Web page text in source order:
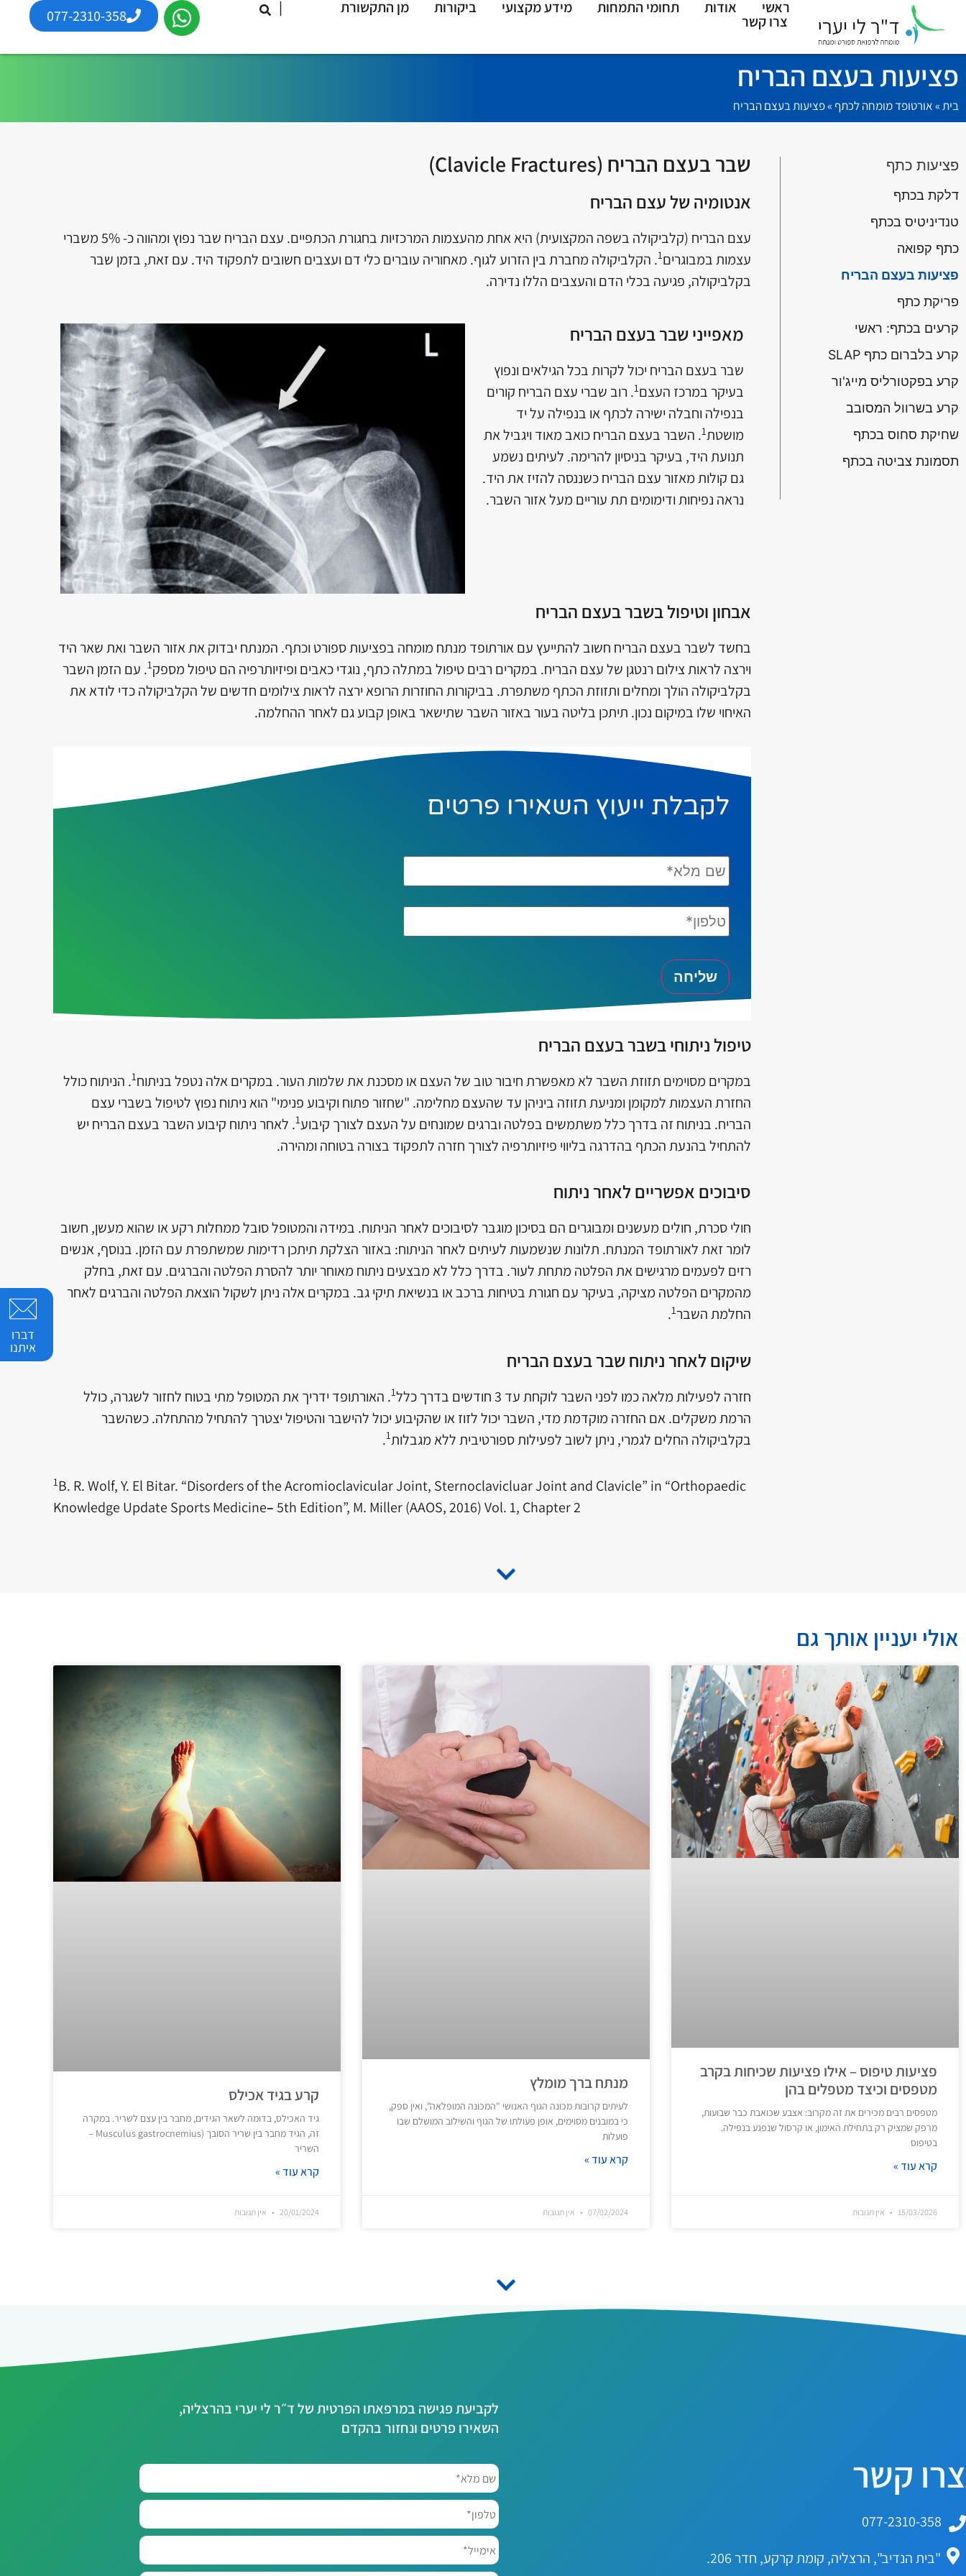
ראשי אודות תחומי התמחות מידע מקצועי ביקורות מן התקשורת
צרו קשר
|
077-2310-358
פציעות בעצם הבריח
בית»אורטופד מומחה לכתף​ »פציעות בעצם הבריח
פציעות כתף
דלקת בכתף
טנדיניטיס בכתף
כתף קפואה
פציעות בעצם הבריח
פריקת כתף
קרעים בכתף: ראשי
קרע בלברום כתף SLAP
קרע בפקטורליס מייג'ור
קרע בשרוול המסובב
שחיקת סחוס בכתף
תסמונת צביטה בכתף
שבר בעצם הבריח (Clavicle Fractures)
אנטומיה של עצם הבריח
עצם הבריח (קלביקולה בשפה המקצועית) היא אחת מהעצמות המרכזיות בחגורת הכתפיים. עצם הבריח שבר נפוץ ומהווה כ- 5% משברי
עצמות במבוגרים1. הקלביקולה מחברת בין הזרוע לגוף. מאחוריה עוברים כלי דם ועצבים חשובים לתפקוד היד. עם זאת, בזמן שבר
בקלביקולה, פגיעה בכלי הדם והעצבים הללו נדירה.
מאפייני שבר בעצם הבריח
שבר בעצם הבריח יכול לקרות בכל הגילאים ונפוץ
בעיקר במרכז העצם1. רוב שברי עצם הבריח קורים
בנפילה וחבלה ישירה לכתף או בנפילה על יד
מושטת1. השבר בעצם הבריח כואב מאוד ויגביל את
תנועת היד, בעיקר בניסיון להרימה. לעיתים נשמע
גם קולות מאזור עצם הבריח כשננסה להזיז את היד.
נראה נפיחות ודימומים תת עוריים מעל אזור השבר.
אבחון וטיפול בשבר בעצם הבריח
בחשד לשבר בעצם הבריח חשוב להתייעץ עםאורתופד מנתח מומחה בפציעות ספורט וכתף. המנתח יבדוק את אזור השבר ואת שאר היד
וירצה לראות צילום רנטגן של עצם הבריח. במקרים רבים טיפול במתלה כתף, נוגדי כאבים ופיזיותרפיה הם טיפול מספק1. עם הזמן השבר
בקלביקולה הולך ומחלים ותזוזת הכתף משתפרת. בביקורות החוזרות הרופא ירצה לראות צילומים חדשים של הקלביקולה כדי לודא את
האיחוי שלו במיקום נכון. תיתכן בליטה בעור באזור השבר שתישאר באופן קבוע גם לאחר ההחלמה.
לקבלת ייעוץ השאירו פרטים
שם
מלא* *
טלפון*
טיפול ניתוחי בשבר בעצם הבריח
במקרים מסוימים תזוזת השבר לא מאפשרת חיבור טוב של העצם או מסכנת את שלמות העור. במקרים אלה נטפל בניתוח1. הניתוח כולל
החזרת העצמות למקומן ומניעת תזוזה ביניהן עד שהעצם מחלימה. "שחזור פתוח וקיבוע פנימי" הוא ניתוח נפוץ לטיפול בשברי עצם
הבריח. בניתוח זה בדרך כלל משתמשים בפלטה וברגים שמונחים על העצם לצורך קיבוע1. לאחר ניתוח קיבוע השבר בעצם הבריח יש
להתחיל בהנעת הכתף בהדרגה בליווי פיזיותרפיה לצורך חזרה לתפקוד בצורה בטוחה ומהירה.
סיבוכים אפשריים לאחר ניתוח
חולי סכרת, חולים מעשנים ומבוגרים הם בסיכון מוגבר לסיבוכים לאחר הניתוח. במידה והמטופל סובל ממחלות רקע או שהוא מעשן, חשוב
לומר זאת לאורתופד המנתח. תלונות שנשמעות לעיתים לאחר הניתוח: באזור הצלקת תיתכן רדימות שמשתפרת עם הזמן. בנוסף, אנשים
רזים לפעמים מרגישים את הפלטה מתחת לעור. בדרך כלל לא מבצעים ניתוח מאוחר יותר להסרת הפלטה והברגים. עם זאת, בחלק
מהמקרים הפלטה מציקה, בעיקר עם חגורת בטיחות ברכב או בנשיאת תיקי גב. במקרים אלה ניתן לשקול הוצאת הפלטה והברגים לאחר
החלמת השבר1
.
שיקום לאחר ניתוח שבר בעצם הבריח
חזרה לפעילות מלאה כמו לפני השבר לוקחת עד 3 חודשים בדרך כלל 1. האורתופד ידריך את המטופל מתי בטוח לחזור לשגרה, כולל
הרמת משקלים. אם החזרה מוקדמת מדי, השבר יכול לזוז או שהקיבוע יכול להישבר והטיפול יצטרך להתחיל מהתחלה. כשהשבר
בקלביקולה החלים לגמרי, ניתן לשוב לפעילות ספורטיבית ללא מגבלות1
.
1 B. R. Wolf, Y. El Bitar. “Disorders of the Acromioclavicular Joint, Sternoclavicluar Joint and Clavicle” in “Orthopaedic
Knowledge Update Sports Medicine–5th Edition”, M. Miller (AAOS, 2016) Vol. 1, Chapter 2
אולי יעניין אותך גם
פציעות טיפוס – אילו פציעות שכיחות בקרב
מטפסים וכיצד מטפלים בהן
מטפסים רבים מכירים את זה מקרוב: אצבע שכואבת כבר שבועות,
מרפק שמציק רק בתחילת האימון, או קרסול שנפגע בנפילה.
בטיפוס
קרא עוד »
15/03/2026 אין תגובות
מנתח ברך מומלץ
לעיתים קרובות מכונה הגוף האנושי "המכונה המופלאה", ואין ספק,
כי במובנים מסוימים, אופן פעולתו של הגוף והשילוב המושלם שבו
פועלות
קרא עוד »
07/02/2024 אין תגובות
קרע בגיד אכילס
גיד האכילס, בדומה לשאר הגידים, מחבר בין עצם לשריר. במקרה
זה, הגיד מחבר בין שריר הסובך (Musculus gastrocnemius –
השריר
קרא עוד »
20/01/2024 אין תגובות
צרו קשר
077-2310-358
"בית הנדיב", הרצליה, קומת קרקע, חדר 206.
לקביעת פגישה במרפאתו הפרטית של ד״ר לי יערי בהרצליה,
השאירו פרטים ונחזור בהקדם
שם
מלא* *
טלפון*
אימייל*
דברו
איתנו